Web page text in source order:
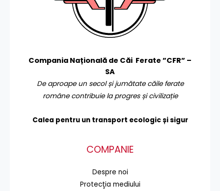
Compania Națională de Căi Ferate ”CFR” –
SA
De aproape un secol și jumătate căile ferate
române contribuie la progres și civilizație
Calea pentru un transport ecologic și sigur
COMPANIE
Despre noi
Protecţia mediului